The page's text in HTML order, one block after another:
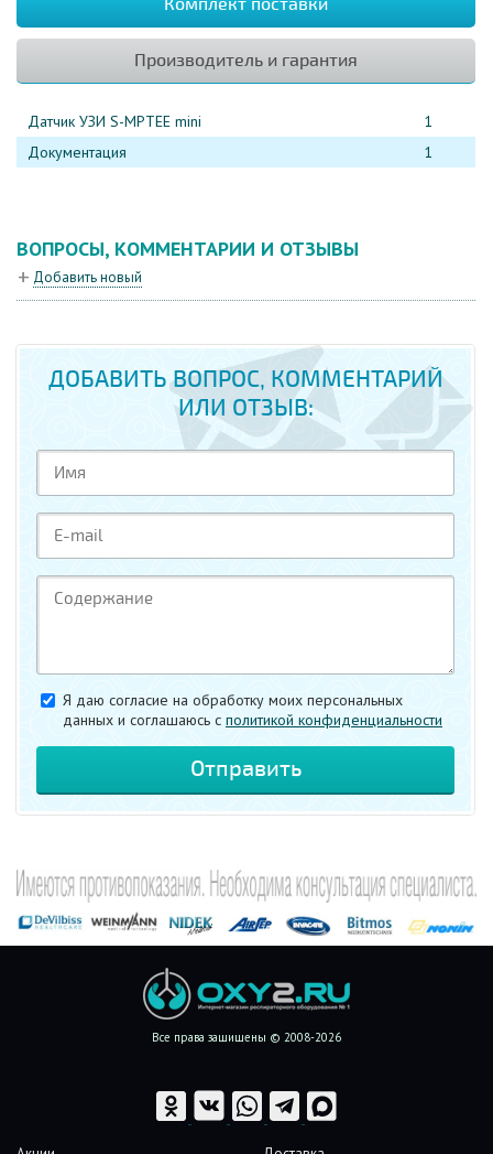
Производитель и гарантия
Датчик УЗИ S-МРТЕЕ mini
1
Документация
1
ВОПРОСЫ, КОММЕНТАРИИ И ОТЗЫВЫ
Добавить новый
ДОБАВИТЬ ВОПРОС, КОММЕНТАРИЙ
ИЛИ ОТЗЫВ:
Я даю согласие на обработку моих персональных
данных и соглашаюсь c политикой конфиденциальности
Все права защищены © 2008-2026